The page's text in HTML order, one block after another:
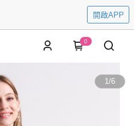
開啟APP
0
1/6